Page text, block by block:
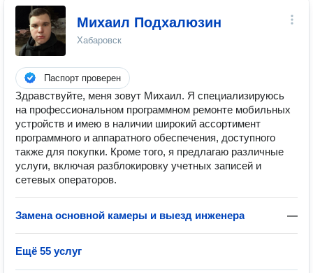
Михаил Подхалюзин
Хабаровск
Паспорт проверен
Здравствуйте, меня зовут Михаил. Я специализируюсь
на профессиональном программном ремонте мобильных
устройств и имею в наличии широкий ассортимент
программного и аппаратного обеспечения, доступного
также для покупки. Кроме того, я предлагаю различные
услуги, включая разблокировку учетных записей и
сетевых операторов.
Замена основной камеры и выезд инженера —
Ещё 55 услуг